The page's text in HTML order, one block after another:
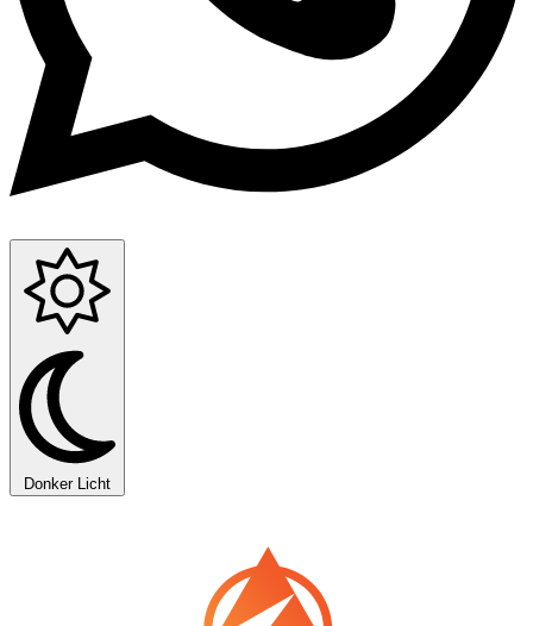
Donker Licht